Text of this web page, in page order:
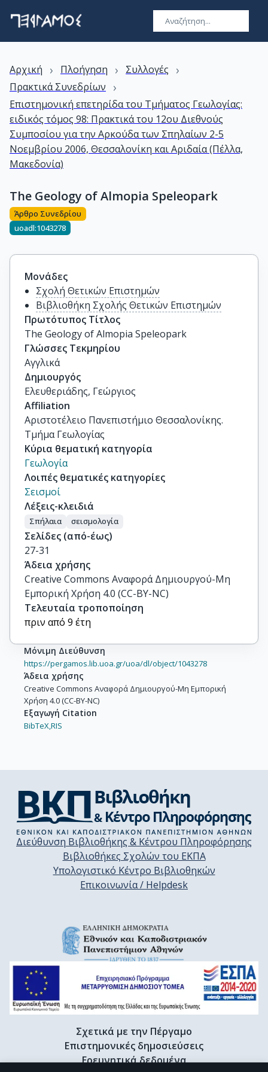
Αρχική › Πλοήγηση › Συλλογές ›
Πρακτικά Συνεδρίων ›
Επιστημονική επετηρίδα του Τμήματος Γεωλογίας:
ειδικός τόμος 98: Πρακτικά του 12ου Διεθνούς
Συμποσίου για την Αρκούδα των Σπηλαίων 2-5
Νοεμβρίου 2006, Θεσσαλονίκη και Αριδαία (Πέλλα,
Μακεδονία)
The Geology of Almopia Speleopark
Άρθρο Συνεδρίου
uoadl:1043278
Μονάδες
Σχολή Θετικών Επιστημών
Βιβλιοθήκη Σχολής Θετικών Επιστημών
Πρωτότυπος Τίτλος
The Geology of Almopia Speleopark
Γλώσσες Τεκμηρίου
Αγγλικά
Δημιουργός
Ελευθεριάδης, Γεώργιος
Affiliation
Αριστοτέλειο Πανεπιστήμιο Θεσσαλονίκης.
Τμήμα Γεωλογίας
Κύρια θεματική κατηγορία
Γεωλογία
Λοιπές θεματικές κατηγορίες
Σεισμοί
Λέξεις-κλειδιά
Σπήλαια σεισμολογία
Σελίδες (από-έως)
27-31
Άδεια χρήσης
Creative Commons Αναφορά Δημιουργού-Μη
Εμπορική Χρήση 4.0 (CC-BY-NC)
Τελευταία τροποποίηση
πριν από 9 έτη
Μόνιμη Διεύθυνση
https://pergamos.lib.uoa.gr/uoa/dl/object/1043278
Άδεια χρήσης
Creative Commons Αναφορά Δημιουργού-Μη Εμπορική
Χρήση 4.0 (CC-BY-NC)
Εξαγωγή Citation
BibTeX,RIS
Διεύθυνση Βιβλιοθήκης & Κέντρου Πληροφόρησης
Βιβλιοθήκες Σχολών του ΕΚΠΑ
Υπολογιστικό Κέντρο Βιβλιοθηκών
Επικοινωνία / Helpdesk
Σχετικά με την Πέργαμο
Επιστημονικές δημοσιεύσεις
Ερευνητικά δεδομένα